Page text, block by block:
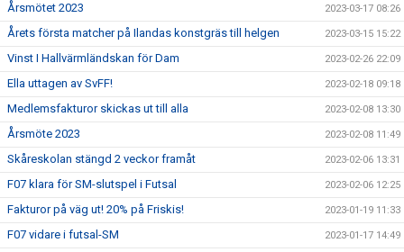
Årsmötet 2023 2023-03-17 08:26
Årets första matcher på Ilandas konstgräs till helgen 2023-03-15 15:22
Vinst I Hallvärmländskan för Dam 2023-02-26 22:09
Ella uttagen av SvFF! 2023-02-18 09:18
Medlemsfakturor skickas ut till alla 2023-02-08 13:30
Årsmöte 2023 2023-02-08 11:49
Skåreskolan stängd 2 veckor framåt 2023-02-06 13:31
F07 klara för SM-slutspel i Futsal 2023-02-06 12:25
Fakturor på väg ut! 20% på Friskis! 2023-01-19 11:33
F07 vidare i futsal-SM 2023-01-17 14:49